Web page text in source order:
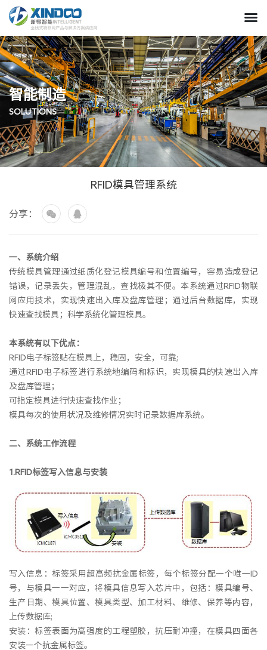
智能制造
SOLUTIONS
RFID模具管理系统
分享：
一、系统介绍
传统模具管理通过纸质化登记模具编号和位置编号，容易造成登记
错误，记录丢失，管理混乱，查找极其不便。本系统通过RFID物联
网应用技术，实现快速出入库及盘库管理；通过后台数据库，实现
快速查找模具；科学系统化管理模具。
本系统有以下优点：
RFID电子标签贴在模具上，稳固，安全，可靠;
通过RFID电子标签进行系统地编码和标识，实现模具的快速出入库
及盘库管理；
可指定模具进行快速查找作业；
模具每次的使用状况及维修情况实时记录数据库系统。
二、系统工作流程
1.RFID标签写入信息与安装
写入信息：标签采用超高频抗金属标签，每个标签分配一个唯一ID
号，与模具一一对应，将模具信息写入芯片中，包括：模具编号、
生产日期、模具位置、模具类型、加工材料、维修、保养等内容，
上传数据库;
安装：标签表面为高强度的工程塑胶，抗压耐冲撞，在模具四面各
安装一个抗金属标签。